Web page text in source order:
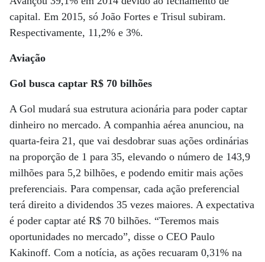
capital. Em 2015, só João Fortes e Trisul subiram.
Respectivamente, 11,2% e 3%.
Aviação
Gol busca captar R$ 70 bilhões
A Gol mudará sua estrutura acionária para poder captar
dinheiro no mercado. A companhia aérea anunciou, na
quarta-feira 21, que vai desdobrar suas ações ordinárias
na proporção de 1 para 35, elevando o número de 143,9
milhões para 5,2 bilhões, e podendo emitir mais ações
preferenciais. Para compensar, cada ação preferencial
terá direito a dividendos 35 vezes maiores. A expectativa
é poder captar até R$ 70 bilhões. “Teremos mais
oportunidades no mercado”, disse o CEO Paulo
Kakinoff. Com a notícia, as ações recuaram 0,31% na